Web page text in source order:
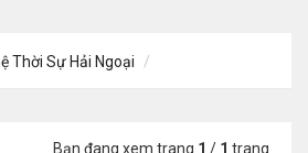
Thời Sự Hải Ngoại
Bạn đang xem trang 1 / 1 trang